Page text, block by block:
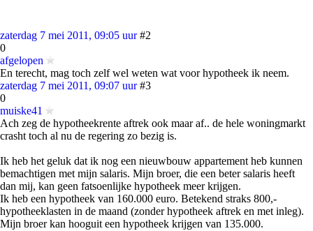
zaterdag 7 mei 2011, 09:05 uur #2
0
afgelopen
En terecht, mag toch zelf wel weten wat voor hypotheek ik neem.
zaterdag 7 mei 2011, 09:07 uur #3
0
muiske41
Ach zeg de hypotheekrente aftrek ook maar af.. de hele woningmarkt
crasht toch al nu de regering zo bezig is.
Ik heb het geluk dat ik nog een nieuwbouw appartement heb kunnen
bemachtigen met mijn salaris. Mijn broer, die een beter salaris heeft
dan mij, kan geen fatsoenlijke hypotheek meer krijgen.
Ik heb een hypotheek van 160.000 euro. Betekend straks 800,-
hypotheeklasten in de maand (zonder hypotheek aftrek en met inleg).
Mijn broer kan hooguit een hypotheek krijgen van 135.000.